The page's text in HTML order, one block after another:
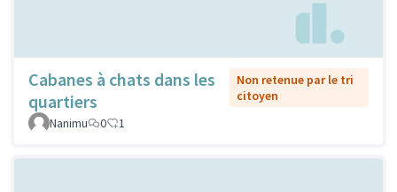
Cabanes à chats dans les
quartiers
Non retenue par le tri
citoyen
Nanimu
0 1